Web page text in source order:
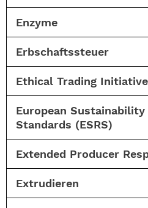
Enzyme
Erbschaftssteuer
Ethical Trading
European
Standards (ESRS)
Extended Producer
Extrudieren